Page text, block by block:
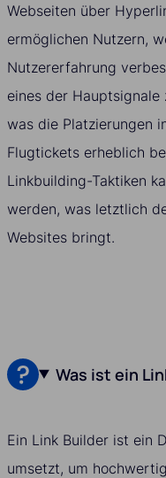
Webseiten über
ermöglichen Nutzern,
Nutzererfahrung
eines der
was die Platzierungen
Flugtickets erheblich
Linkbuilding-Taktiken
werden, was letztlich
Websites bringt.
Was ist ein
Ein Link Builder ist ein
umsetzt, um